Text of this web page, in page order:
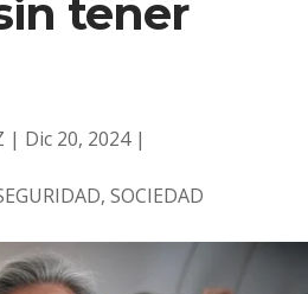
tener
| Dic 20, 2024|
, SOCIEDAD